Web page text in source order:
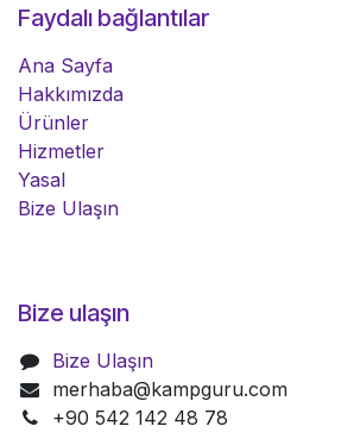
Faydalı bağlantılar
Ana Sayfa
Hakkımızda
Ürünler
Hizmetler
Yasal
Bize Ulaşın
Bize ulaşın
Bize Ulaşın
merhaba@kampguru.com
+90 542 142 48 78